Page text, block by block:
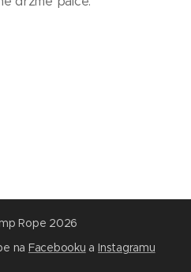
Rope 2026
na Facebooku aInstagramu